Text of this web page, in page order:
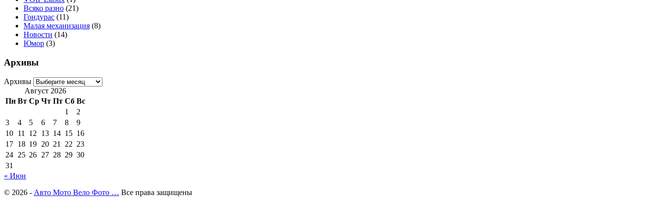
Всяко разно (21)
Гондурас (11)
Малая механизация (8)
Новости (14)
Юмор (3)
Архивы
Архивы
Август 2026
Пн Вт Ср Чт Пт Сб Вс
1
2
3
4 5 6 7 8
9
10 11 12 13 14 15 16
17 18 19 20 21 22 23
24 25 26 27 28 29 30
31
« Июн
© 2026 - Авто Мото Вело Фото … Все права защищены